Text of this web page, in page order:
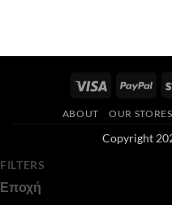
Visa
ABOUT OUR STORES
Copyright
FILTERS
Εποχή